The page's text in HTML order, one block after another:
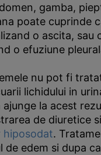
gamba,
poate cuprinde
o ascita, sau
o efuziune
nu pot fi
lichidului in
la acest
de diuretice
hiposodat.
edem si dupa